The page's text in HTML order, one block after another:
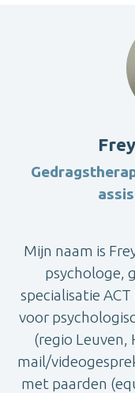
Mijn naam is
psychologe,
specialisatie
voor
(regio Leuven,
mail/
met paarden